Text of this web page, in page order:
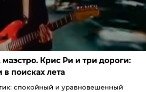
маэстро. Крис Ри и три дороги:
в поисках лета
спокойный и уравновешенный